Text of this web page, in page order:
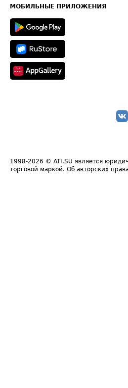
Техническая информация
МОБИЛЬНЫЕ ПРИЛОЖЕНИЯ
1998-2026 © ATI.SU является
торговой маркой. Об авторских